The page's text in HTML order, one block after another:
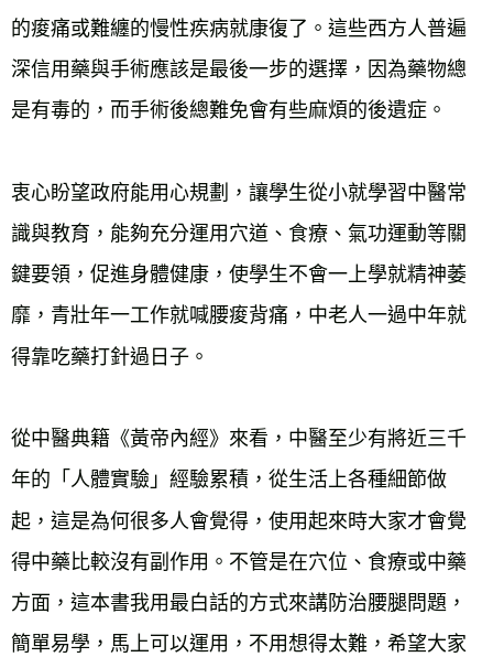
的痠痛或難纏的慢性疾病就康復了。這些西方人普遍
深信用藥與手術應該是最後一步的選擇，因為藥物總
是有毒的，而手術後總難免會有些麻煩的後遺症。
衷心盼望政府能用心規劃，讓學生從小就學習中醫常
識與教育，能夠充分運用穴道、食療、氣功運動等關
鍵要領，促進身體健康，使學生不會一上學就精神萎
靡，青壯年一工作就喊腰痠背痛，中老人一過中年就
得靠吃藥打針過日子。
從中醫典籍《黃帝內經》來看，中醫至少有將近三千
年的「人體實驗」經驗累積，從生活上各種細節做
起，這是為何很多人會覺得，使用起來時大家才會覺
得中藥比較沒有副作用。不管是在穴位、食療或中藥
方面，這本書我用最白話的方式來講防治腰腿問題，
簡單易學，馬上可以運用，不用想得太難，希望大家